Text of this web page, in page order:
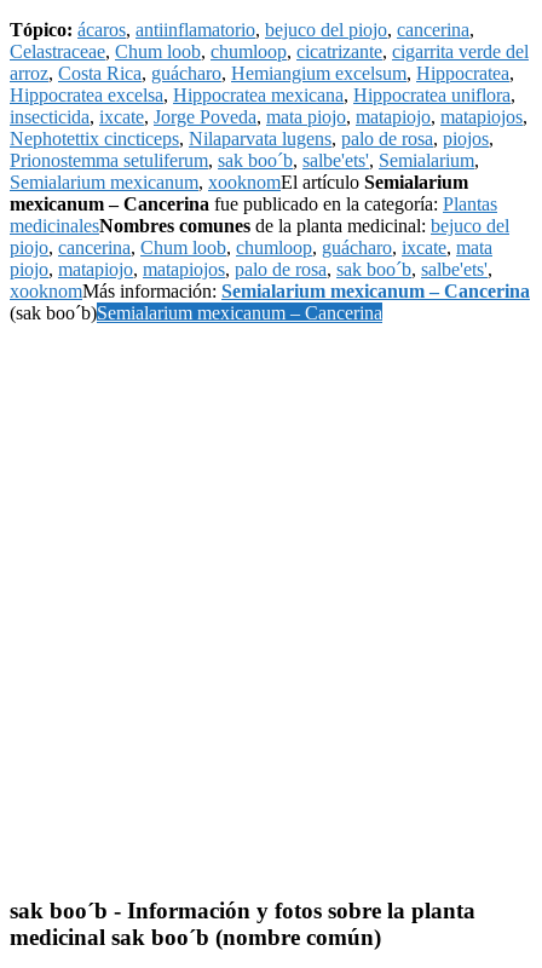
Tópico: ácaros, antiinflamatorio, bejuco del piojo, cancerina,
Celastraceae, Chum loob, chumloop, cicatrizante, cigarrita verde del
arroz, Costa Rica, guácharo, Hemiangium excelsum, Hippocratea,
Hippocratea excelsa, Hippocratea mexicana, Hippocratea uniflora,
insecticida, ixcate, Jorge Poveda, mata piojo, matapiojo, matapiojos,
Nephotettix cincticeps, Nilaparvata lugens, palo de rosa, piojos,
Prionostemma setuliferum, sak boo´b, salbe'ets', Semialarium,
Semialarium mexicanum, xooknomEl artículo Semialarium
mexicanum – Cancerina fue publicado en la categoría: Plantas
medicinalesNombres comunes de la planta medicinal: bejuco del
piojo, cancerina, Chum loob, chumloop, guácharo, ixcate, mata
piojo, matapiojo, matapiojos, palo de rosa, sak boo´b, salbe'ets',
xooknomMás información: Semialarium mexicanum – Cancerina
(sak boo´b)Semialarium mexicanum – Cancerina
sak boo´b - Información y fotos sobre la planta
medicinal sak boo´b (nombre común)